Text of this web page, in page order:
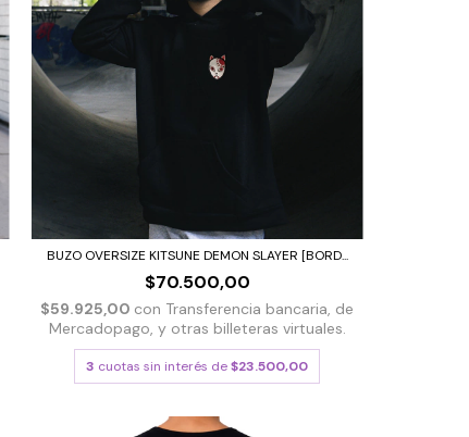
BUZO OVERSIZE KITSUNE DEMON SLAYER [BORD...
$70.500,00
$59.925,00 con Transferencia bancaria, de
Mercadopago, y otras billeteras virtuales.
3 cuotas sin interés de$23.500,00